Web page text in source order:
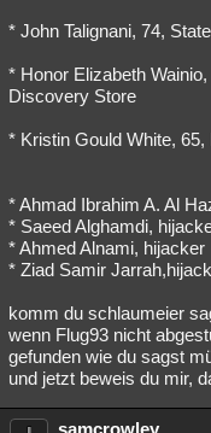
* John Talignani, 74,
* Honor Elizabeth
Discovery Store
* Kristin Gould White,
* Ahmad Ibrahim A. Al
* Saeed Alghamdi,
* Ahmed Alnami, hijacker
* Ziad Samir
komm du schlaumeier
wenn Flug93 nicht
gefunden wie du sagst
und jetzt beweis du mir,